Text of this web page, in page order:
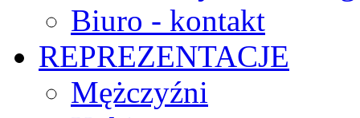
Biuro - kontakt
REPREZENTACJE
Mężczyźni